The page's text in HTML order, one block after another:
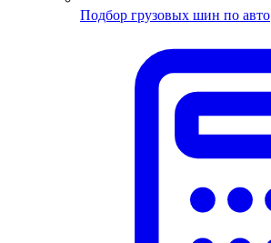
Подбор грузовых шин по авто